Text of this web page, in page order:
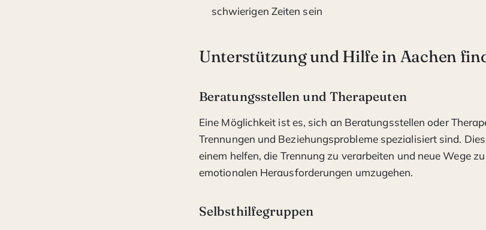
schwierigen Zeiten sein
Unterstützung und Hilfe in Aachen
Beratungsstellen und Therapeuten
Eine Möglichkeit ist es, sich an Beratungsstellen oder
Trennungen und Beziehungsprobleme spezialisiert sind.
einem helfen, die Trennung zu verarbeiten und neue Wege
emotionalen Herausforderungen umzugehen.
Selbsthilfegruppen